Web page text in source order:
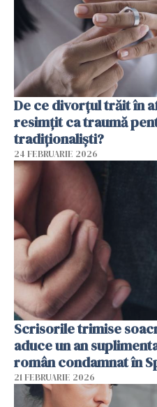
De ce divorțul trăit în
resimțit ca traumă
tradiționaliști?
24 FEBRUARIE 2026
Scrisorile trimise
aduce un an
român condamnat în
21 FEBRUARIE 2026